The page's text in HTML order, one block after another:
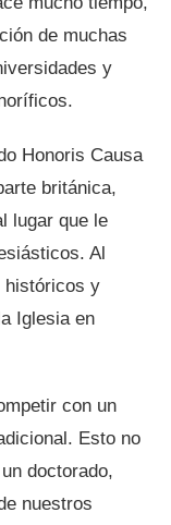
de muchas
y
Honoris Causa
británica,
lugar que le
Al
históricos y
Iglesia en
con un
Esto no
doctorado,
nuestros